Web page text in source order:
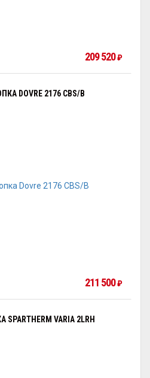
209 520₽
DOVRE 2176 CBS/B
211 500₽
VARIA 2LRH